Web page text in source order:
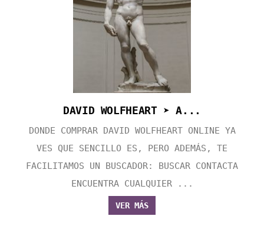
DAVID WOLFHEART ➤ A...
DONDE COMPRAR DAVID WOLFHEART ONLINE YA
VES QUE SENCILLO ES, PERO ADEMÁS, TE
FACILITAMOS UN BUSCADOR: BUSCAR CONTACTA
ENCUENTRA CUALQUIER ...
VER MÁS